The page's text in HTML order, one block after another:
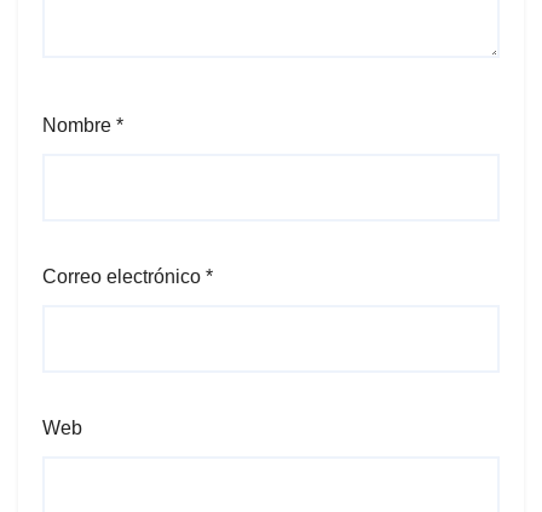
Nombre *
Correo electrónico *
Web